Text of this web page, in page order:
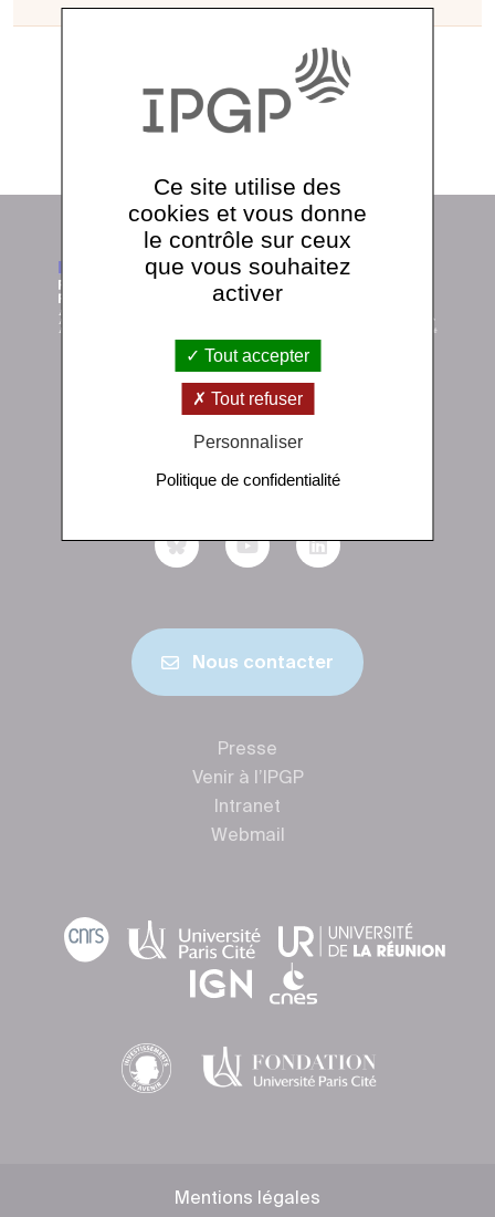
Voir tout l'annuaire
Institut de physique du globe de Paris
1 rue Jussieu 75238 Paris Cedex 05
Nous contacter
Presse
Venir à l’IPGP
Intranet
Webmail
Mentions légales
Ce site utilise des
cookies et vous donne
le contrôle sur ceux
que vous souhaitez
activer
Tout accepter
Tout refuser
Personnaliser
Politique de confidentialité